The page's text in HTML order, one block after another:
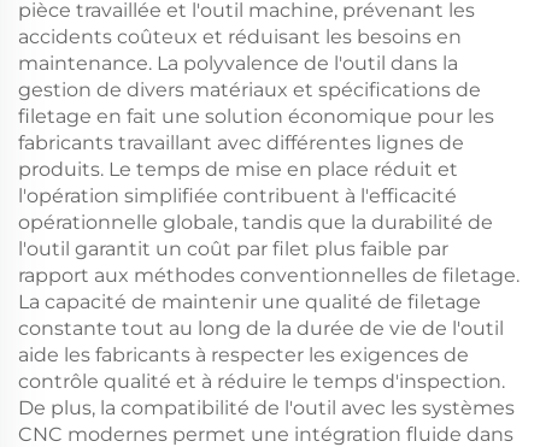
pièce travaillée et l'outil machine, prévenant les
accidents coûteux et réduisant les besoins en
maintenance. La polyvalence de l'outil dans la
gestion de divers matériaux et spécifications de
filetage en fait une solution économique pour les
fabricants travaillant avec différentes lignes de
produits. Le temps de mise en place réduit et
l'opération simplifiée contribuent à l'efficacité
opérationnelle globale, tandis que la durabilité de
l'outil garantit un coût par filet plus faible par
rapport aux méthodes conventionnelles de filetage.
La capacité de maintenir une qualité de filetage
constante tout au long de la durée de vie de l'outil
aide les fabricants à respecter les exigences de
contrôle qualité et à réduire le temps d'inspection.
De plus, la compatibilité de l'outil avec les systèmes
CNC modernes permet une intégration fluide dans